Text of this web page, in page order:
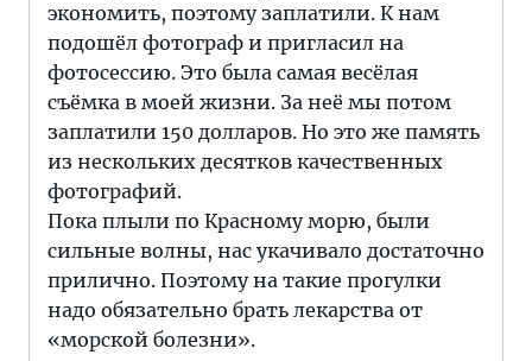
экономить, поэтому заплатили. К нам
подошёл фотограф и пригласил на
фотосессию. Это была самая весёлая
съёмка в моей жизни. За неё мы потом
заплатили 150 долларов. Но это же память
из нескольких десятков качественных
фотографий.
Пока плыли по Красному морю, были
сильные волны, нас укачивало достаточно
прилично. Поэтому на такие прогулки
надо обязательно брать лекарства от
«морской болезни».